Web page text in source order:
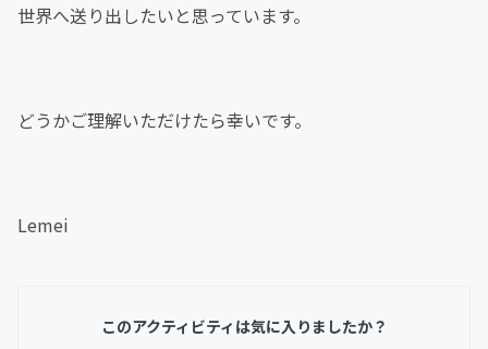
世界へ送り出したいと思っています。
どうかご理解いただけたら幸いです。
Lemei
このアクティビティは気に入りましたか？